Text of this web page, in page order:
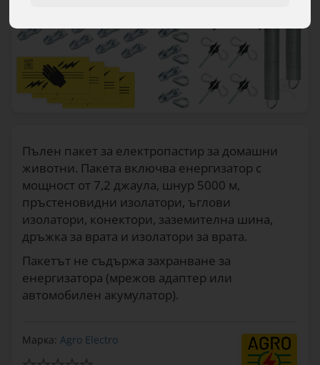
Пълен пакет за електропастир за домашни
животни. Пакета включва енергизатор с
мощност от 7,2 джаула, шнур 5000 м,
пръстеновидни изолатори, ъглови
изолатори, конектори, заземителна шина,
дръжка за врата и изолатори за врата.
Пакетът не съдържа захранване за
енергизатора (мрежов адаптер или
автомобилен акумулатор).
Марка: Agro Electro